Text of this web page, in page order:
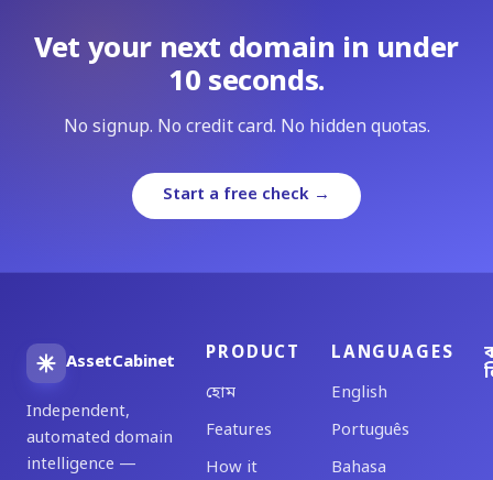
Vet your next domain in under
10 seconds.
No signup. No credit card. No hidden quotas.
Start a free check →
AssetCabinet
Independent,
automated domain
intelligence —
PRODUCT
হোম
Features
How it
LANGUAGES
English
Português
Bahasa